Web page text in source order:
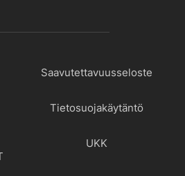
Saavutettavuusseloste
Tietosuojakäytäntö
UKK